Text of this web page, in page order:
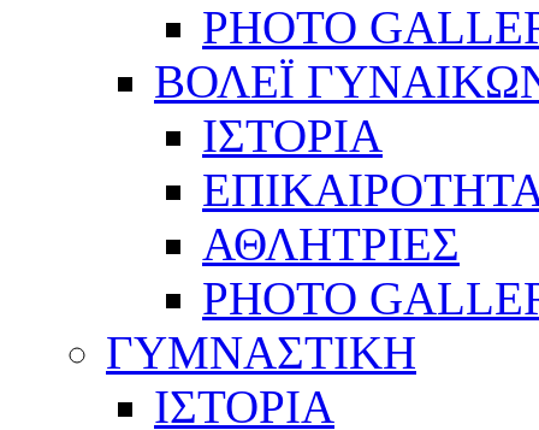
PHOTO
ΒΟΛΕΪ
ΙΣΤΟΡΙΑ
ΑΘΛΗΤΡΙΕΣ
PHOTO
ΓΥΜΝΑΣΤΙΚΗ
ΙΣΤΟΡΙΑ